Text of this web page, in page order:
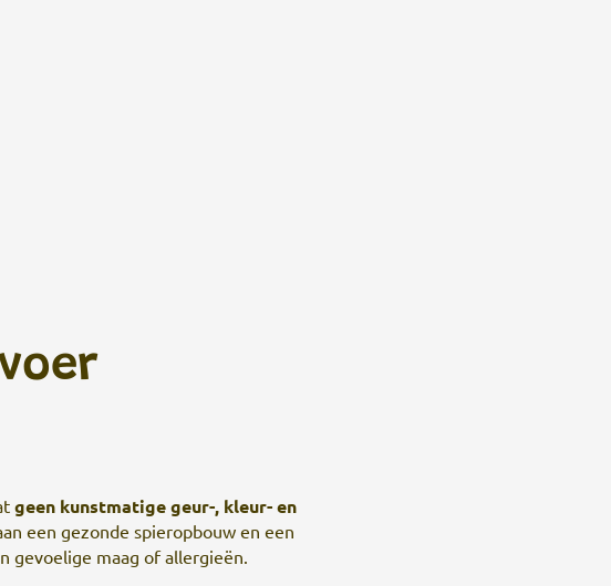
geen kunstmatige geur-, kleur- en
een gezonde spieropbouw en een
gevoelige maag of allergieën.